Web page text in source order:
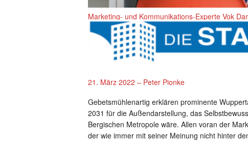
Marketing- und Kommunikations-Experte Vok
21. März 2022 – Peter Pionke
Gebetsmühlenartig erklären prominente
2031 für die Außendarstellung, das
Bergischen Metropole wäre. Allen voran der
der wie immer mit seiner Meinung nicht hinter